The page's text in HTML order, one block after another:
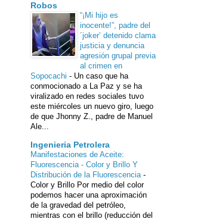
Robos
“¡Mi hijo es
inocente!”, padre del
´joker’ detenido clama
justicia y denuncia
agresión grupal previa
al crimen en
Sopocachi - Un caso que ha
conmocionado a La Paz y se ha
viralizado en redes sociales tuvo
este miércoles un nuevo giro, luego
de que Jhonny Z., padre de Manuel
Ale...
Ingenieria Petrolera
Manifestaciones de Aceite:
Fluorescencia - Color y Brillo Y
Distribución de la Fluorescencia -
Color y Brillo Por medio del color
podemos hacer una aproximación
de la gravedad del petróleo,
mientras con el brillo (reducción del